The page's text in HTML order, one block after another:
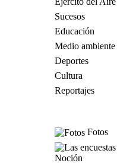
Sucesos
Educación
Medio ambiente
Deportes
Cultura
Reportajes
Fotos